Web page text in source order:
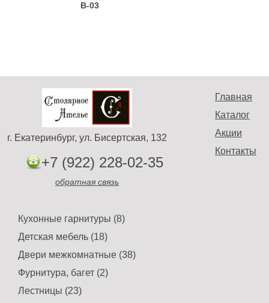
B-03
Главная
Каталог
Акции
Контакты
г. Екатеринбург, ул. Бисертская, 132
+7 (922) 228-02-35
обратная связь
Кухонные гарнитуры (8)
Детская мебель (18)
Двери межкомнатные (38)
Фурнитура, багет (2)
Лестницы (23)